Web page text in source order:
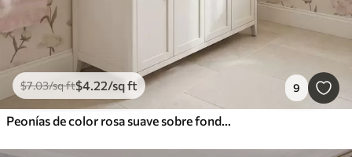
$7.03/sq ft$4.22/sq ft 9
Peonías de color rosa suave sobre fondo claro